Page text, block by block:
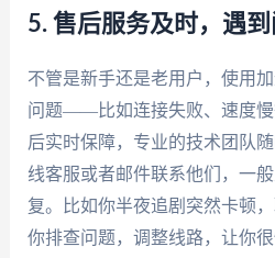
5. 售后服务及时，遇
不管是新手还是老用户，使用
问题——比如连接失败、速度慢
后实时保障，专业的技术团队
线客服或者邮件联系他们，一
复。比如你半夜追剧突然卡顿
你排查问题，调整线路，让你